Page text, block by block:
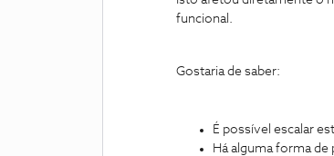
funcional.
Gostaria de saber:
É possível escalar
Há alguma forma